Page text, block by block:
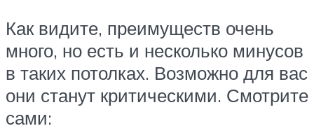
Как видите, преимуществ очень
много, но есть и несколько минусов
в таких потолках. Возможно для вас
они станут критическими. Смотрите
сами: